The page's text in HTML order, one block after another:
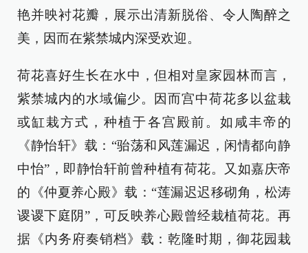
艳并映衬花瓣，展示出清新脱俗、令人陶醉之
美，因而在紫禁城内深受欢迎。
荷花喜好生长在水中，但相对皇家园林而言，
紫禁城内的水域偏少。因而宫中荷花多以盆栽
或缸栽方式，种植于各宫殿前。如咸丰帝的
《静怡轩》载：“骀荡和风莲漏迟，闲情都向静
中怡”，即静怡轩前曾种植有荷花。又如嘉庆帝
的《仲夏养心殿》载：“莲漏迟迟移砌角，松涛
谡谡下庭阴”，可反映养心殿曾经栽植荷花。再
据《内务府奏销档》载：乾隆时期，御花园栽